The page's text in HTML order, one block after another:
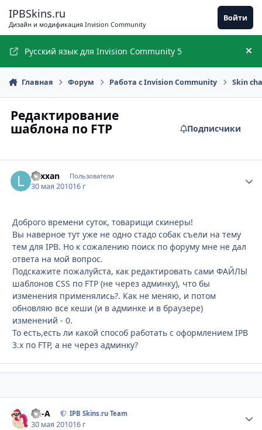
IPBSkins.ru
Дизайн и модификация Invision Community
Войти
Русский язык для Invision Community 5
Главная Форум Работа с Invision Community Skin
Редактирование
шаблона по FTP
Подписчики
Lexxan Пользователи
30 мая 201016 г
Доброго времени суток, товарищи скинеры!
Вы наверное тут уже не одно стадо собак съели на тему
тем для IPB. Но к сожалению поиск по форуму мне не дал
ответа на мой вопрос.
Подскажите пожалуйста, как редактировать сами ФАЙЛЫ
шаблонов CSS по FTP (не через админку), что бы
изменения применялись?. Как не меняю, и потом
обновляю все кеши (и в админке и в браузере)
изменений - 0.
То есть,есть ли какой способ работать с оформлением IPB
3.х по FTP, а не через админку?
Ph-A IPB Skins.ru Team
30 мая 201016 г